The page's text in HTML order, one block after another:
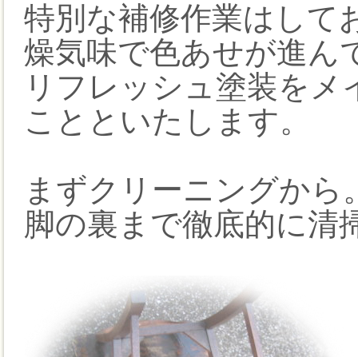
特別な補修作業はして
燥気味で色あせが進ん
リフレッシュ塗装を
ことといたします。
まずクリーニングから
脚の裏まで徹底的に清